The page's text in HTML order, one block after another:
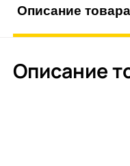
Описание товара
Описание